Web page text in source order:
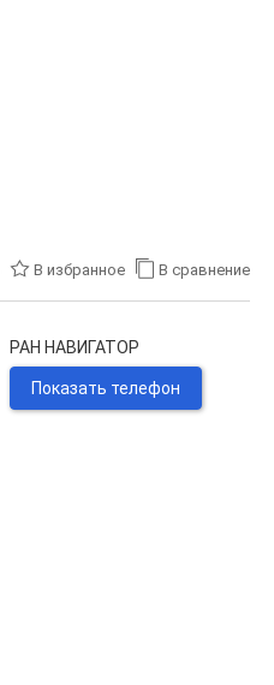
В избранное В сравнение
РАН НАВИГАТОР
Показать телефон